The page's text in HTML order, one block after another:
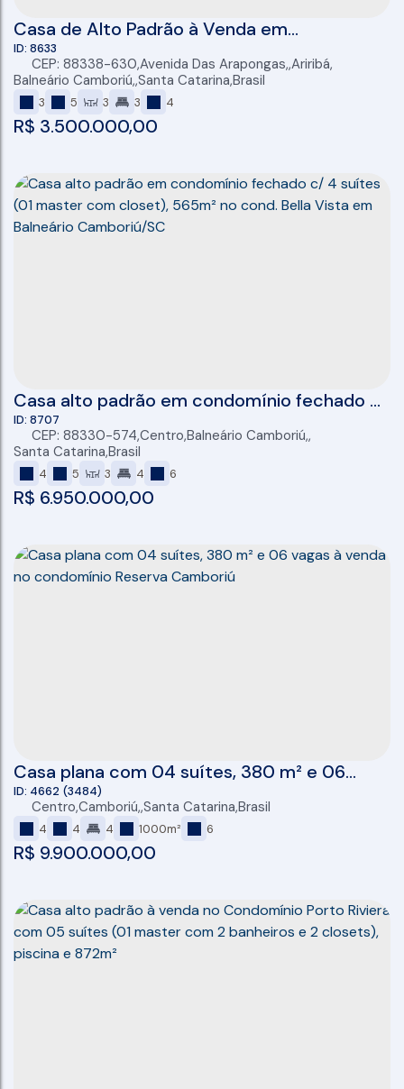
Casa de Alto Padrão à Venda em
Condomínio Fechado – Balneário
Camboriú/SC
R$ 3.500.000,00
8633
CEP: 88338-630,Avenida Das Arapongas ,Ariribá,
Balneário Camboriú ,Santa Catarina,Brasil
3 5 3 3 4
Casa alto padrão em condomínio fechado c/
4 suítes (01 master com closet), 565m² no
cond. Bella Vista em Balneário Camboriú/SC
R$ 6.950.000,00
8707
CEP: 88330-574,Centro,Balneário Camboriú ,
Santa Catarina,Brasil
4 5 3 4 6
Casa plana com 04 suítes, 380 m² e 06
vagas à venda no condomínio Reserva
Camboriú
R$ 9.900.000,00
4662 (3484)
Centro,Camboriú ,Santa Catarina,Brasil
4 4 4 1000m² 6